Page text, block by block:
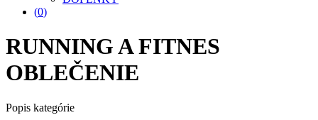
(0)
RUNNING A FITNES
OBLEČENIE
Popis kategórie